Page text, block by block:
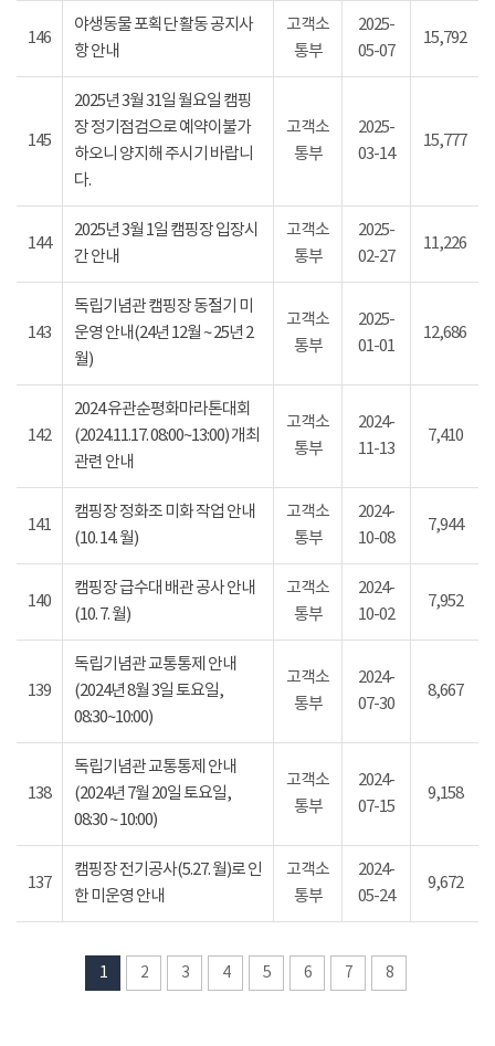
146
야생동물 포획단 활동 공지사
항 안내
고객소
통부
2025-
05-07
15,792
145
2025년 3월 31일 월요일 캠핑
장 정기점검으로 예약이불가
하오니 양지해 주시기 바랍니
다.
고객소
통부
2025-
03-14
15,777
144
2025년 3월 1일 캠핑장 입장시
간 안내
고객소
통부
2025-
02-27
11,226
143
독립기념관 캠핑장 동절기 미
운영 안내(24년 12월 ~ 25년 2
월)
고객소
통부
2025-
01-01
12,686
142
2024 유관순평화마라톤대회
(2024.11.17. 08:00~13:00) 개최
관련 안내
고객소
통부
2024-
11-13
7,410
141
캠핑장 정화조 미화 작업 안내
(10. 14. 월)
고객소
통부
2024-
10-08
7,944
140
캠핑장 급수대 배관 공사 안내
(10. 7. 월)
고객소
통부
2024-
10-02
7,952
139
독립기념관 교통통제 안내
(2024년 8월 3일 토요일,
08:30~10:00)
고객소
통부
2024-
07-30
8,667
138
독립기념관 교통통제 안내
(2024년 7월 20일 토요일,
08:30 ~ 10:00)
고객소
통부
2024-
07-15
9,158
137
캠핑장 전기공사(5.27. 월)로 인
한 미운영 안내
고객소
통부
2024-
05-24
9,672
1 2 3 4 5 6 7 8